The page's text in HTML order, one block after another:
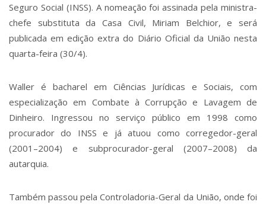
Seguro Social (INSS). A nomeação foi assinada pela ministra-
chefe substituta da Casa Civil, Miriam Belchior, e será
publicada em edição extra do Diário Oficial da União nesta
quarta-feira (30/4).
Waller é bacharel em Ciências Jurídicas e Sociais, com
especialização em Combate à Corrupção e Lavagem de
Dinheiro. Ingressou no serviço público em 1998 como
procurador do INSS e já atuou como corregedor-geral
(2001–2004) e subprocurador-geral (2007–2008) da
autarquia.
Também passou pela Controladoria-Geral da União, onde foi